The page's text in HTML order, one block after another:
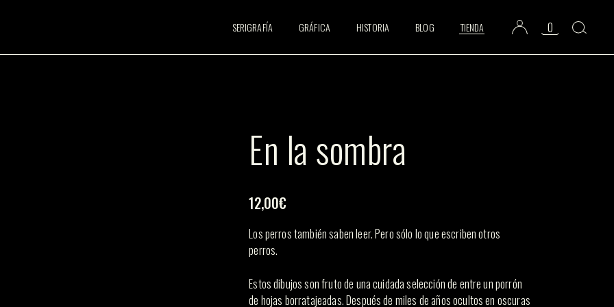
SERIGRAFÍA GRÁFICA HISTORIA BLOG TIENDA 0
En la sombra
12,00€
Los perros también saben leer. Pero sólo lo que escriben otros
perros.
Estos dibujos son fruto de una cuidada selección de entre un porrón
de hojas borratajeadas. Después de miles de años ocultos en oscuras